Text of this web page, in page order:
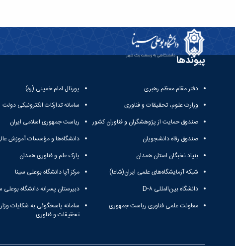
پیوندها
دفتر مقام معظم رهبری
وزارت علوم، تحقیقات و فناوری
صندوق حمایت از پژوهشگران و فناوران کشور
صندوق رفاه دانشجویان
بنیاد نخبگان استان همدان
شبکه آزمایشگاه‌های علمی ایران(شاعا)
دانشگاه بین‌المللی D-۸
معاونت علمی فناوری ریاست جمهوری
پورتال امام خمینی (ره)
سامانه تدارکات الکترونیکی دولت
ریاست جمهوری اسلامی ایران
دانشگاه‌ها و مؤسسات آموزش
پارک علم و فناوری همدان
مرکز آپا دانشگاه بوعلی سینا
دبیرستان پسرانه دانشگاه بوعلی
سامانه پاسخگوئی به شکایات
تحقیقات و فناوری